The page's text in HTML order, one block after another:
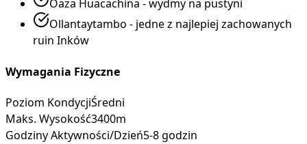
Oaza Huacachina - wydmy na pustyni
Ollantaytambo - jedne z najlepiej zachowanych
ruin Inków
Wymagania Fizyczne
Poziom KondycjiŚredni
Maks. Wysokość3400m
Godziny Aktywności/Dzień5-8 godzin